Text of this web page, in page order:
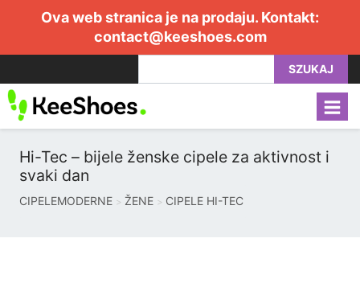
Ova web stranica je na prodaju. Kontakt:
contact@keeshoes.com
SZUKAJ
Hi-Tec – bijele ženske cipele za aktivnost i
svaki dan
CIPELEMODERNE ŽENE CIPELE HI-TEC